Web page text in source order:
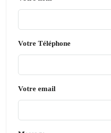
Votre Téléphone
Votre email